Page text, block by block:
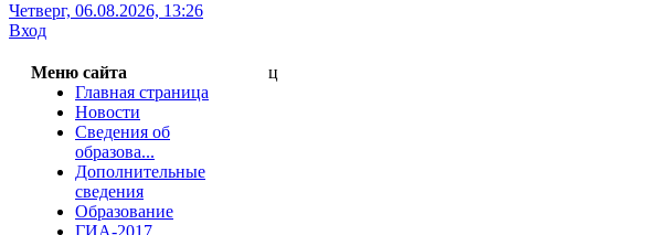
Четверг, 06.08.2026, 13:26
Вход
Меню сайта
Главная страница
Новости
Сведения об
образова...
Дополнительные
сведения
Образование
ц